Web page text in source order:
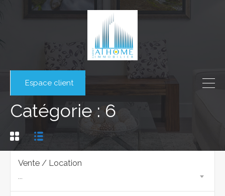
Espace client
Catégorie : 6
Vente / Location
...